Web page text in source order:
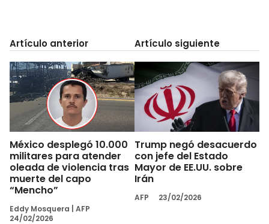
Artículo anterior
México desplegó 10.000
militares para atender
oleada de violencia tras
muerte del capo
“Mencho”
Eddy Mosquera
AFP
24/02/2026
Artículo siguiente
Trump negó desacuerdo
con jefe del Estado
Mayor de EE.UU. sobre
Irán
AFP 23/02/2026